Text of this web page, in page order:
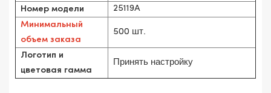
Номер модели 25119A
Минимальный
объем заказа
500 шт.
Логотип и
цветовая гамма
Принять настройку